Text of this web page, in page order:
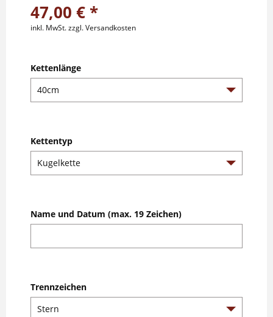
47,00 € *
inkl. MwSt.zzgl. Versandkosten
Kettenlänge
Kettentyp
Name und Datum (max. 19 Zeichen)
Trennzeichen